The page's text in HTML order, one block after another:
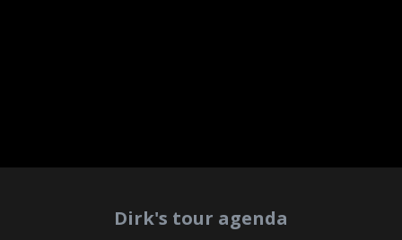
Dirk's tour agenda